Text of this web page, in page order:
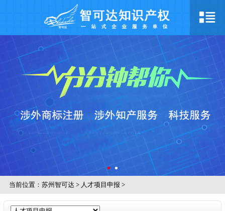
当前位置： 苏州智可达 > 人才项目申报 >